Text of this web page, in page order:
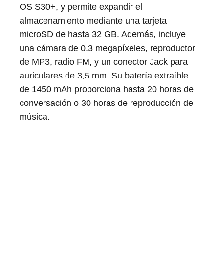
OS S30+, y permite expandir el
almacenamiento mediante una tarjeta
microSD de hasta 32 GB. Además, incluye
una cámara de 0.3 megapíxeles, reproductor
de MP3, radio FM, y un conector Jack para
auriculares de 3,5 mm. Su batería extraíble
de 1450 mAh proporciona hasta 20 horas de
conversación o 30 horas de reproducción de
música.